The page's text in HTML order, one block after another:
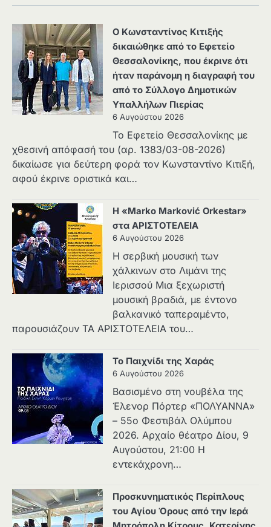
Ο Κωνσταντίνος Κιτιξής
δικαιώθηκε από το Εφετείο
Θεσσαλονίκης, που έκρινε ότι
ήταν παράνομη η διαγραφή του
από το Σύλλογο Δημοτικών
Υπαλλήλων Πιερίας
6 Αυγούστου 2026
Το Εφετείο Θεσσαλονίκης με
χθεσινή απόφασή του (αρ. 1383/03-08-2026)
δικαίωσε για δεύτερη φορά τον Κωνσταντίνο Κιτιξή,
αφού έκρινε οριστικά και…
Η «Marko Marković Orkestar»
στα ΑΡΙΣΤΟΤΕΛΕΙΑ
6 Αυγούστου 2026
Η σερβική μουσική των
χάλκινων στο Λιμάνι της
Ιερισσού Μια ξεχωριστή
μουσική βραδιά, με έντονο
βαλκανικό ταπεραμέντο,
παρουσιάζουν ΤΑ ΑΡΙΣΤΟΤΕΛΕΙΑ του…
Το Παιχνίδι της Χαράς
6 Αυγούστου 2026
Βασισμένο στη νουβέλα της
Έλενορ Πόρτερ «ΠΟΛΥΑΝΝΑ»
– 55ο Φεστιβάλ Ολύμπου
2026. Αρχαίο θέατρο Δίου, 9
Αυγούστου, 21:00 Η
εντεκάχρονη…
Προσκυνηματικός Περίπλους
του Αγίου Όρους από την Ιερά